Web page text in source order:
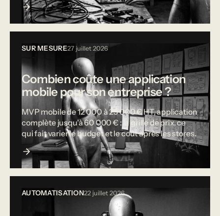
SUR MESURE27 juillet 2026
Combien coûte une application
mobile pour son entreprise ?
MVP mobile de 12 000 à 25 000 € HT, application
complète jusqu'à 60 000 € : la grille de prix, ce
qui fait varier le budget et le coût après les stores.
AUTOMATISATION22 juillet 2026